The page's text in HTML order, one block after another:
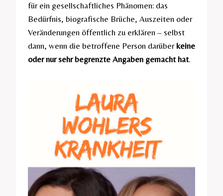
für ein gesellschaftliches Phänomen: das
Bedürfnis, biografische Brüche, Auszeiten oder
Veränderungen öffentlich zu erklären – selbst
dann, wenn die betroffene Person darüber keine
oder nur sehr begrenzte Angaben gemacht hat.